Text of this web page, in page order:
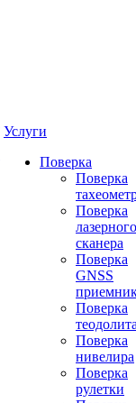
Услуги
Поверка
Поверка
Поверка
лазерного
сканера
Поверка
GNSS
Поверка
Поверка
нивелира
Поверка
рулетки